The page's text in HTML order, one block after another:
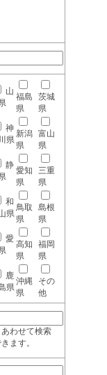
山
福島
県
茨城
県
神
県
新潟
県
富山
県
静
愛知
県
三重
県
和
県
鳥取
県
島根
県
愛
高知
県
福岡
県
鹿
県
沖縄
県
その
他
わせて検索
ます。